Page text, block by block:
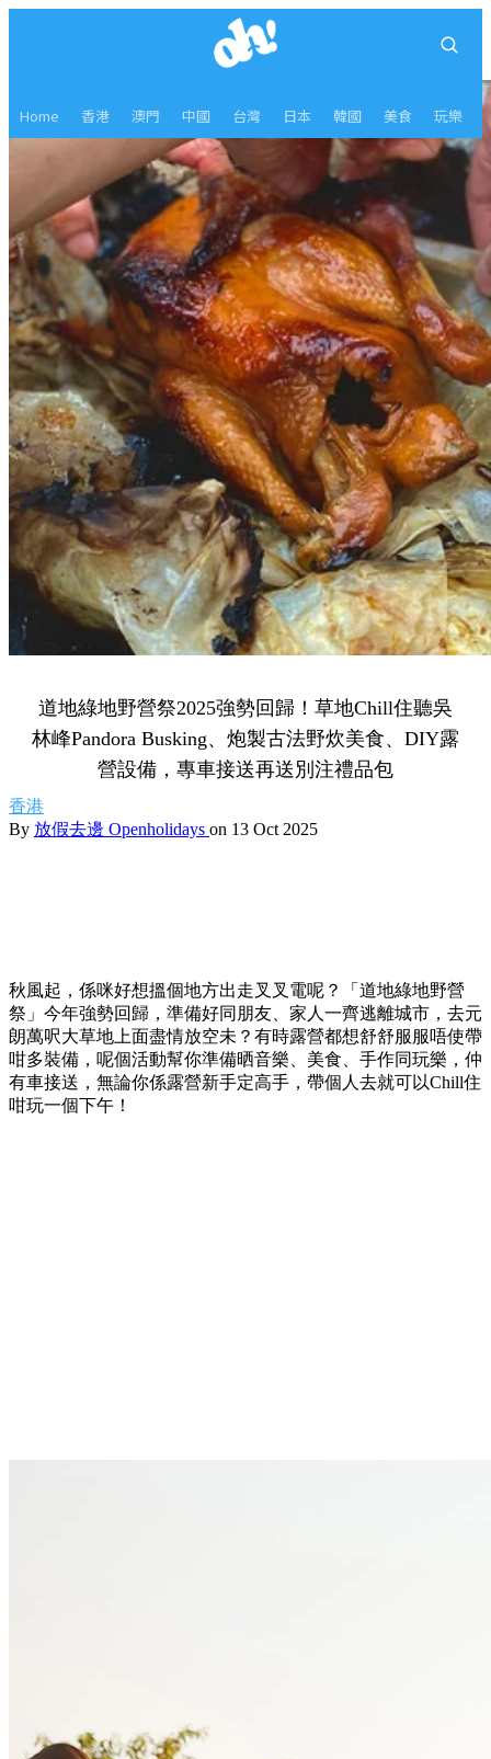
Home 香港 澳門 中國 台灣 日本 韓國 美食 玩樂
道地綠地野營祭2025強勢回歸！草地Chill住聽吳
林峰Pandora Busking、炮製古法野炊美食、DIY露
營設備，專車接送再送別注禮品包
香港
By 放假去邊 Openholidays on 13 Oct 2025
秋風起，係咪好想搵個地方出走叉叉電呢？「道地綠地野營
祭」今年強勢回歸，準備好同朋友、家人一齊逃離城市，去元
朗萬呎大草地上面盡情放空未？有時露營都想舒舒服服唔使帶
咁多裝備，呢個活動幫你準備晒音樂、美食、手作同玩樂，仲
有車接送，無論你係露營新手定高手，帶個人去就可以Chill住
咁玩一個下午！